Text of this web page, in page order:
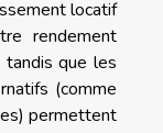
locatif
rendement
que les
(comme
permettent